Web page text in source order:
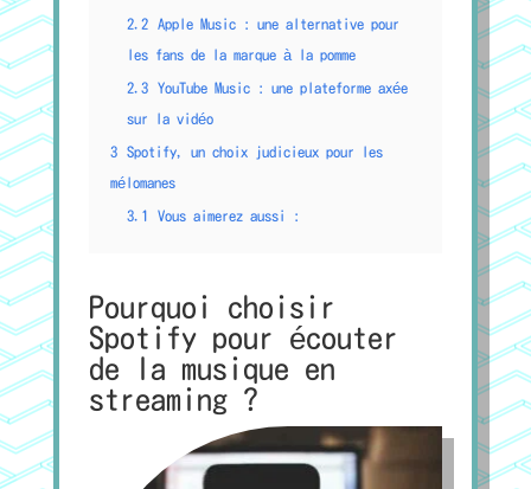
2.2
Apple Music : une alternative pour
les fans de la marque à la pomme
2.3
YouTube Music : une plateforme axée
sur la vidéo
3
Spotify, un choix judicieux pour les
mélomanes
3.1 Vous aimerez aussi :
Pourquoi choisir
Spotify pour écouter
de la musique en
streaming ?